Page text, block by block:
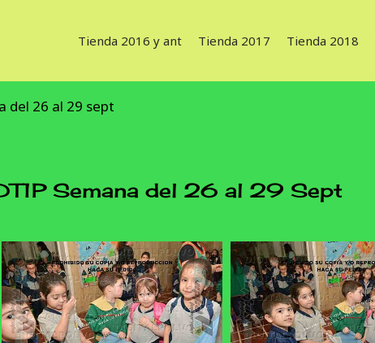
Tienda 2016 y ant Tienda 2017 Tienda 2018
del 26 al 29 sept
Semana del 26 al 29 Sept